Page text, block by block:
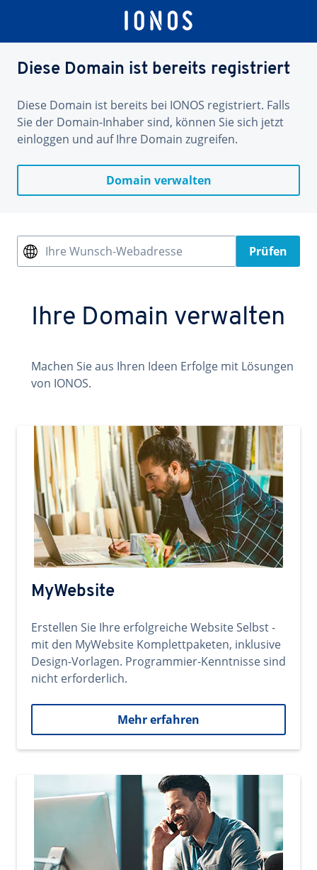
Diese Domain ist bereits registriert
Diese Domain ist bereits bei IONOS registriert. Falls
Sie der Domain-Inhaber sind, können Sie sich jetzt
einloggen und auf Ihre Domain zugreifen.
Domain verwalten
Ihre Wunsch-Webadresse Prüfen
Ihre Domain verwalten
Machen Sie aus Ihren Ideen Erfolge mit Lösungen
von IONOS.
MyWebsite
Erstellen Sie Ihre erfolgreiche Website Selbst -
mit den MyWebsite Komplettpaketen, inklusive
Design-Vorlagen. Programmier-Kenntnisse sind
nicht erforderlich.
Mehr erfahren